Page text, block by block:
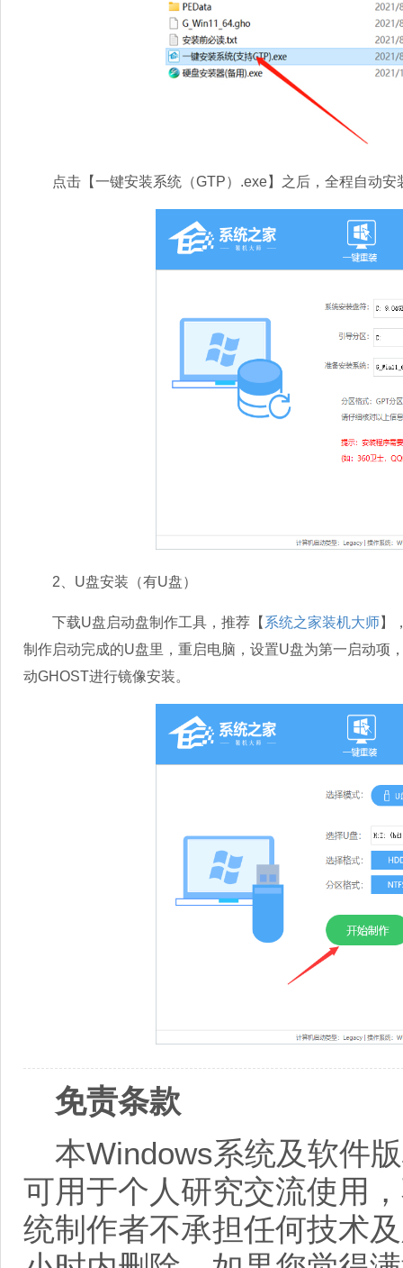
点击【一键安装系统（GTP）.exe】之后，全程自动安
2、U盘安装（有U盘）
下载U盘启动盘制作工具，推荐【 系统之家装机大师】
制作启动完成的U盘里，重启电脑，设置U盘为第一启动项
动GHOST进行镜像安装。
免责条款
本Windows系统及软件
可用于个人研究交流使用
统制作者不承担任何技术